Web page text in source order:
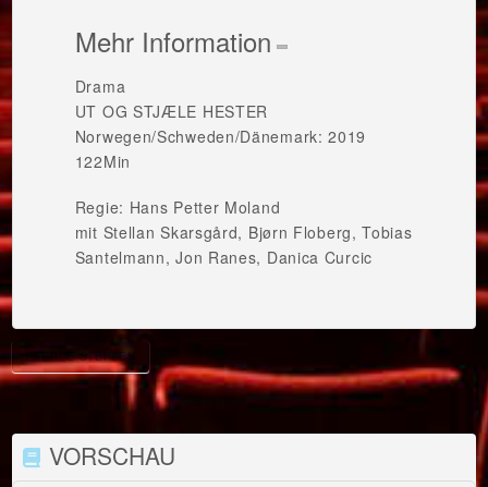
Mehr Information
Drama
UT OG STJÆLE HESTER
Norwegen/Schweden/Dänemark: 2019
122Min
Regie: Hans Petter Moland
mit Stellan Skarsgård, Bjørn Floberg, Tobias
Santelmann, Jon Ranes, Danica Curcic
PFERDE STEHLEN
VORSCHAU